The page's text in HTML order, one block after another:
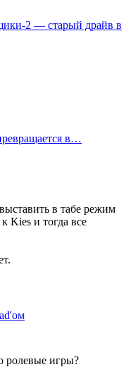
2 — старый драйв в
в…
в табе режим
Kies и тогда все
ролевые игры?